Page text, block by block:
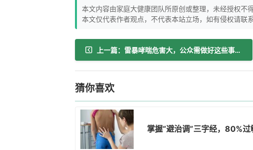
本文内容由家庭大健康团队所原创或整理，未经授权不
本文仅代表作者观点，不代表本站立场，如有侵权请联
上一篇：雷暴哮喘危害大，公众需做好这些事降低发病风险！
猜你喜欢
掌握“避治调”三字经，80%过